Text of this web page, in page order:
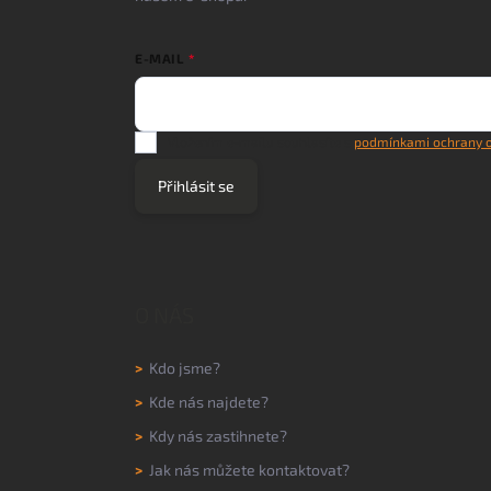
E-MAIL
podmínkami ochrany
Přihlásit se
> Kdo jsme?
> Kde nás najdete?
> Kdy nás zastihnete?
> Jak nás můžete kontaktovat?